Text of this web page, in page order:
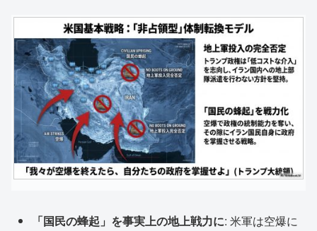
「国民の蜂起」を事実上の地上戦力に: 米軍は空爆に